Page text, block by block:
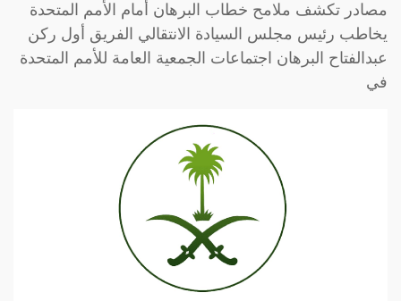
مصادر تكشف ملامح خطاب البرهان أمام الأمم المتحدة
يخاطب رئيس مجلس السيادة الانتقالي الفريق أول ركن
عبدالفتاح البرهان اجتماعات الجمعية العامة للأمم المتحدة
في